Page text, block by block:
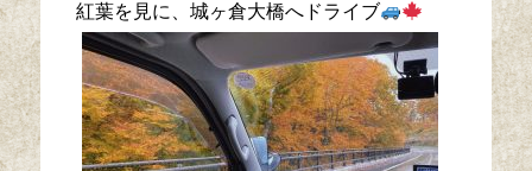
紅葉を見に、城ヶ倉大橋へドライブ